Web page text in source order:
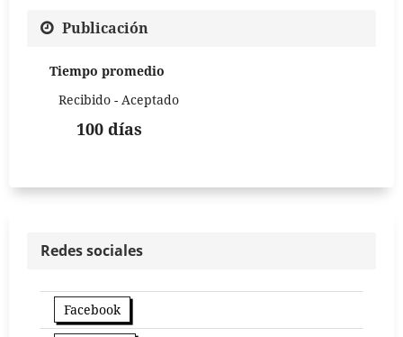
Publicación
Tiempo promedio
Recibido - Aceptado
100 días
Redes sociales
Facebook